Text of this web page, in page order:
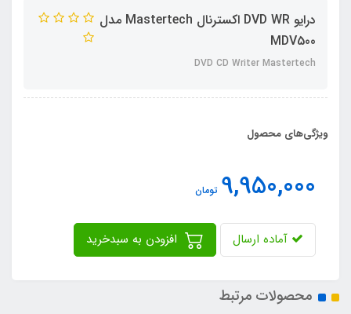
درایو DVD WR اکسترنال Mastertech مدل
MDV500
DVD CD Writer Mastertech
ویژگی‌های محصول
9,950,000 تومان
آماده ارسال
محصولات مرتبط